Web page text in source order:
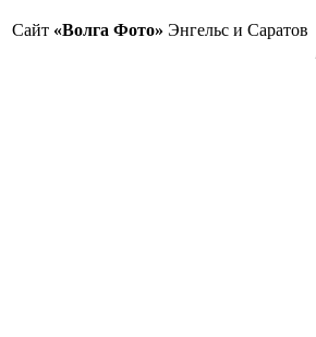
Сайт «Волга Фото» Энгельс и Саратов